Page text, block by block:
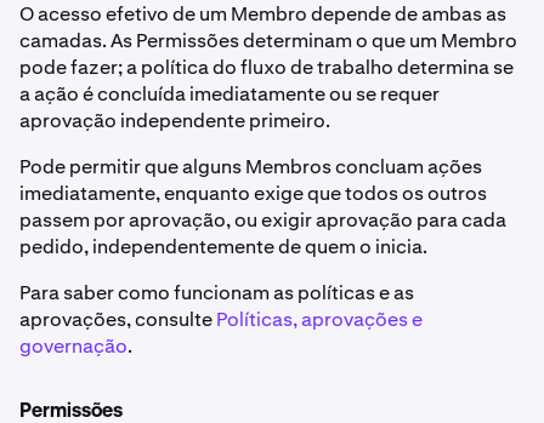
O acesso efetivo de um Membro depende de ambas as
camadas. As Permissões determinam o que um Membro
pode fazer; a política do fluxo de trabalho determina se
a ação é concluída imediatamente ou se requer
aprovação independente primeiro.
Pode permitir que alguns Membros concluam ações
imediatamente, enquanto exige que todos os outros
passem por aprovação, ou exigir aprovação para cada
pedido, independentemente de quem o inicia.
Para saber como funcionam as políticas e as
aprovações, consultePolíticas, aprovações e
governação.
Permissões